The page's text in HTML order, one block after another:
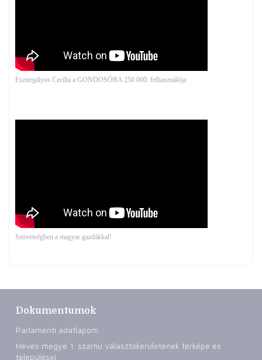
Esztergályos Cecília a GONDOSÓRA 250 000. felhasználója
Szövetségben a magyar gazdákkal!
Dokumentumok
Parlamenti adatlapom
Heves megye 1. számú választókerületének térképe és
települései